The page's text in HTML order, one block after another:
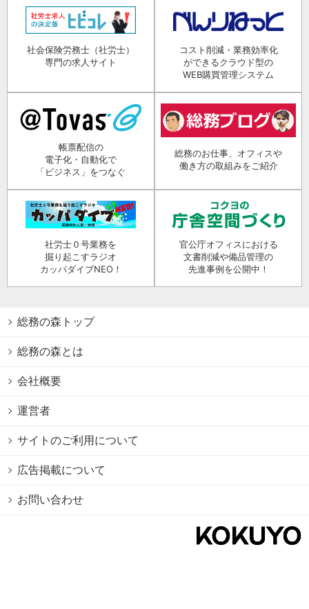
社会保険労務士（社労士）
専門の求人サイト
コスト削減・業務効率化
ができるクラウド型の
WEB購買管理システム
帳票配信の
電子化・自動化で
「ビジネス」をつなぐ
総務のお仕事、オフィスや
働き方の取組みをご紹介
社労士０号業務を
掘り起こすラジオ
カッパダイブNEO！
官公庁オフィスにおける
文書削減や備品管理の
先進事例を公開中！
総務の森トップ
総務の森とは
会社概要
運営者
サイトのご利用について
広告掲載について
お問い合わせ